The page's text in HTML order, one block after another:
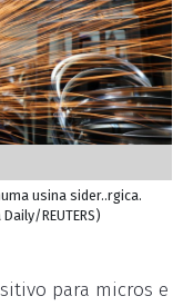
usina sider..rgica.
REUTERS)
para micros e